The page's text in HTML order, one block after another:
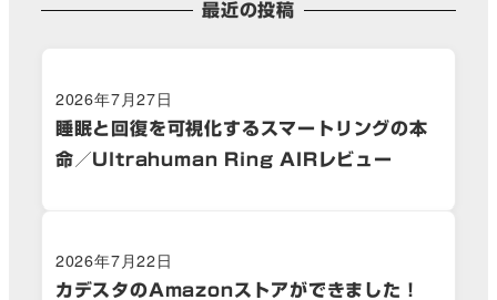
最近の投稿
睡眠と回復を可視化するスマートリングの本
命／Ultrahuman Ring AIRレビュー
2026年7月27日
カデスタのAmazonストアができました！
2026年7月22日